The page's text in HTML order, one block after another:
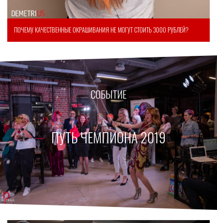
ПОЧЕМУ КАЧЕСТВЕННЫЕ ОКРАШИВАНИЯ НЕ МОГУТ СТОИТЬ 3000 РУБЛЕЙ?
СОБЫТИЕ
ПУТЬ ЧЕМПИОНА 2019